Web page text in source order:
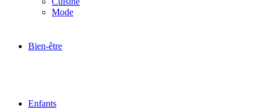
Mode
Bien-être
Enfants